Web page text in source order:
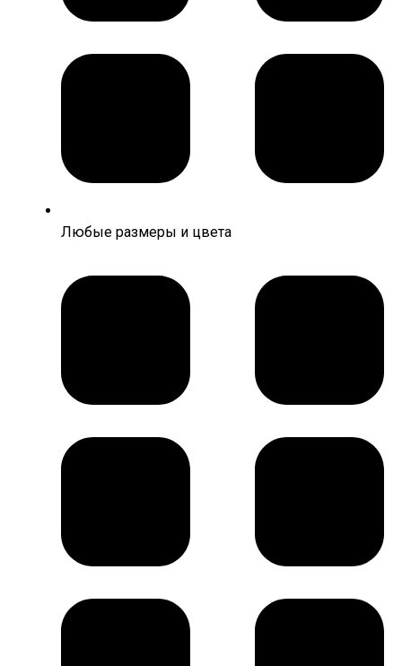
Любые размеры и цвета